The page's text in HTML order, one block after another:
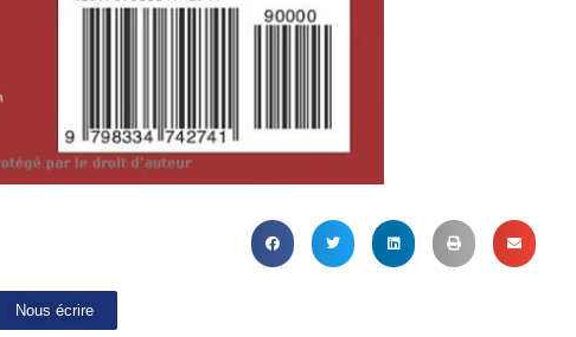
Nous écrire